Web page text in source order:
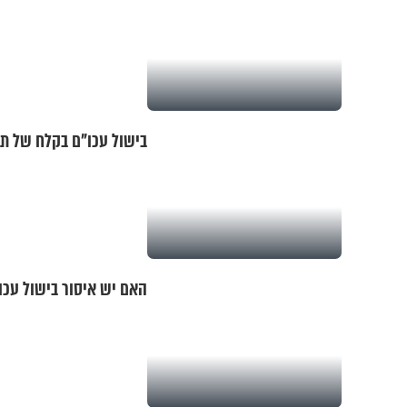
בישול עכו"ם בקלח של
האם יש איסור בישול